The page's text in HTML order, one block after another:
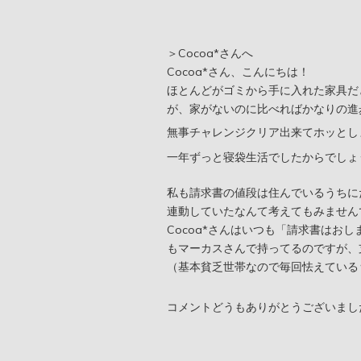
＞Cocoa*さんへ
Cocoa*さん、こんにちは！
ほとんどがゴミから手に入れた家具
が、家がないのに比べればかなりの
無事チャレンジクリア出来てホッと
一年ずっと寝袋生活でしたからでし
私も請求書の値段は住んでいるうち
連動していたなんて考えてもみませ
Cocoa*さんはいつも「請求書はお
もマーカスさんで持ってるのですが
（基本貧乏世帯なので毎回怯えてい
コメントどうもありがとうございま